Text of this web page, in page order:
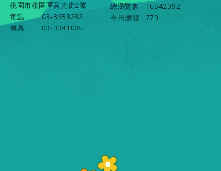
桃園市桃園區莒光街2號
電話
03-3358282
傳真
03-3341005
總瀏覽數
16542392
今日瀏覽
779